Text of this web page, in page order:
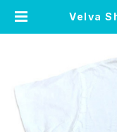
Velva